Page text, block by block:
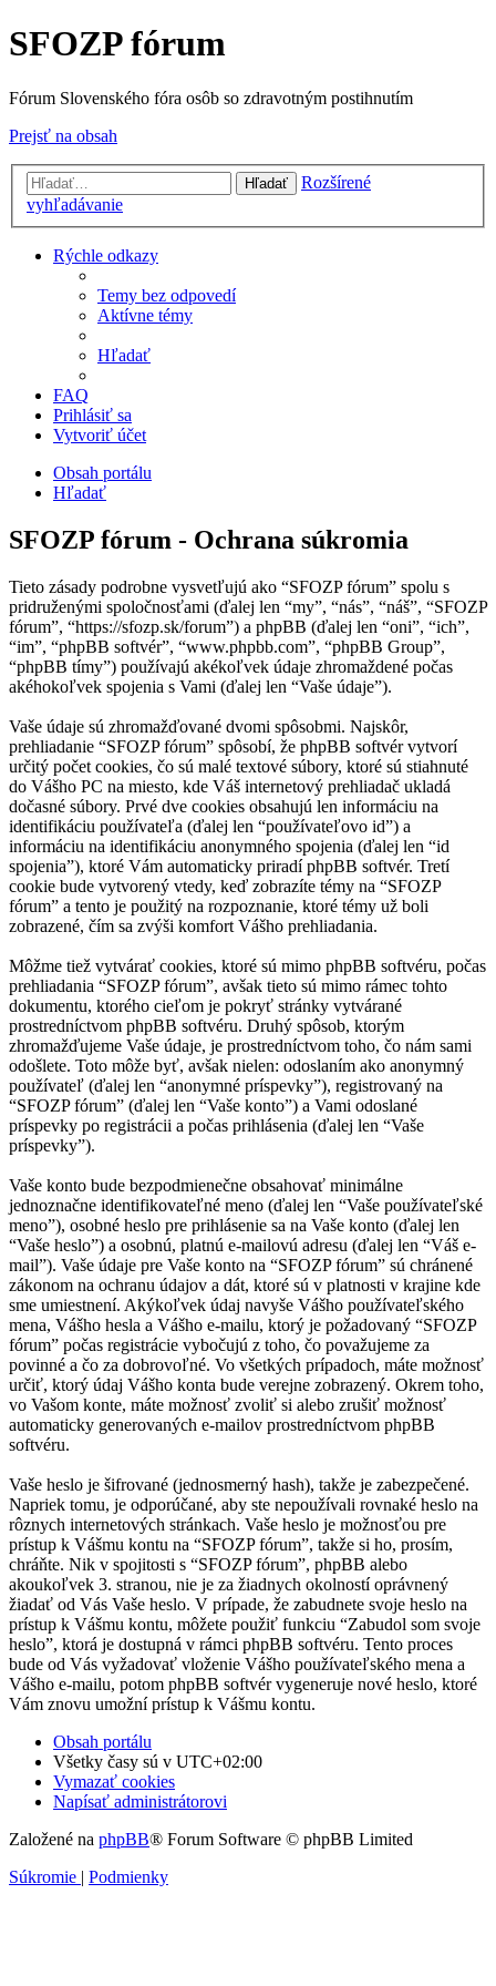
SFOZP fórum
Fórum Slovenského fóra osôb so zdravotným postihnutím
Prejsť na obsah
Hľadať
Rozšírené
vyhľadávanie
Rýchle odkazy
Temy bez odpovedí
Aktívne témy
Hľadať
FAQ
Prihlásiť sa
Vytvoriť účet
Obsah portálu
Hľadať
SFOZP fórum - Ochrana súkromia
Tieto zásady podrobne vysvetľujú ako “SFOZP fórum” spolu s
pridruženými spoločnosťami (ďalej len “my”, “nás”, “náš”, “SFOZP
fórum”, “https://sfozp.sk/forum”) a phpBB (ďalej len “oni”, “ich”,
“im”, “phpBB softvér”, “www.phpbb.com”, “phpBB Group”,
“phpBB tímy”) používajú akékoľvek údaje zhromaždené počas
akéhokoľvek spojenia s Vami (ďalej len “Vaše údaje”).
Vaše údaje sú zhromažďované dvomi spôsobmi. Najskôr,
prehliadanie “SFOZP fórum” spôsobí, že phpBB softvér vytvorí
určitý počet cookies, čo sú malé textové súbory, ktoré sú stiahnuté
do Vášho PC na miesto, kde Váš internetový prehliadač ukladá
dočasné súbory. Prvé dve cookies obsahujú len informáciu na
identifikáciu používateľa (ďalej len “používateľovo id”) a
informáciu na identifikáciu anonymného spojenia (ďalej len “id
spojenia”), ktoré Vám automaticky priradí phpBB softvér. Tretí
cookie bude vytvorený vtedy, keď zobrazíte témy na “SFOZP
fórum” a tento je použitý na rozpoznanie, ktoré témy už boli
zobrazené, čím sa zvýši komfort Vášho prehliadania.
Môžme tiež vytvárať cookies, ktoré sú mimo phpBB softvéru, počas
prehliadania “SFOZP fórum”, avšak tieto sú mimo rámec tohto
dokumentu, ktorého cieľom je pokryť stránky vytvárané
prostredníctvom phpBB softvéru. Druhý spôsob, ktorým
zhromažďujeme Vaše údaje, je prostredníctvom toho, čo nám sami
odošlete. Toto môže byť, avšak nielen: odoslaním ako anonymný
používateľ (ďalej len “anonymné príspevky”), registrovaný na
“SFOZP fórum” (ďalej len “Vaše konto”) a Vami odoslané
príspevky po registrácii a počas prihlásenia (ďalej len “Vaše
príspevky”).
Vaše konto bude bezpodmienečne obsahovať minimálne
jednoznačne identifikovateľné meno (ďalej len “Vaše používateľské
meno”), osobné heslo pre prihlásenie sa na Vaše konto (ďalej len
“Vaše heslo”) a osobnú, platnú e-mailovú adresu (ďalej len “Váš e-
mail”). Vaše údaje pre Vaše konto na “SFOZP fórum” sú chránené
zákonom na ochranu údajov a dát, ktoré sú v platnosti v krajine kde
sme umiestnení. Akýkoľvek údaj navyše Vášho používateľského
mena, Vášho hesla a Vášho e-mailu, ktorý je požadovaný “SFOZP
fórum” počas registrácie vybočujú z toho, čo považujeme za
povinné a čo za dobrovoľné. Vo všetkých prípadoch, máte možnosť
určiť, ktorý údaj Vášho konta bude verejne zobrazený. Okrem toho,
vo Vašom konte, máte možnosť zvoliť si alebo zrušiť možnosť
automaticky generovaných e-mailov prostredníctvom phpBB
softvéru.
Vaše heslo je šifrované (jednosmerný hash), takže je zabezpečené.
Napriek tomu, je odporúčané, aby ste nepoužívali rovnaké heslo na
rôznych internetových stránkach. Vaše heslo je možnosťou pre
prístup k Vášmu kontu na “SFOZP fórum”, takže si ho, prosím,
chráňte. Nik v spojitosti s “SFOZP fórum”, phpBB alebo
akoukoľvek 3. stranou, nie je za žiadnych okolností oprávnený
žiadať od Vás Vaše heslo. V prípade, že zabudnete svoje heslo na
prístup k Vášmu kontu, môžete použiť funkciu “Zabudol som svoje
heslo”, ktorá je dostupná v rámci phpBB softvéru. Tento proces
bude od Vás vyžadovať vloženie Vášho používateľského mena a
Vášho e-mailu, potom phpBB softvér vygeneruje nové heslo, ktoré
Vám znovu umožní prístup k Vášmu kontu.
Obsah portálu
Všetky časy sú v UTC+02:00
Vymazať cookies
Napísať administrátorovi
Založené na phpBB® Forum Software © phpBB Limited
Súkromie | Podmienky